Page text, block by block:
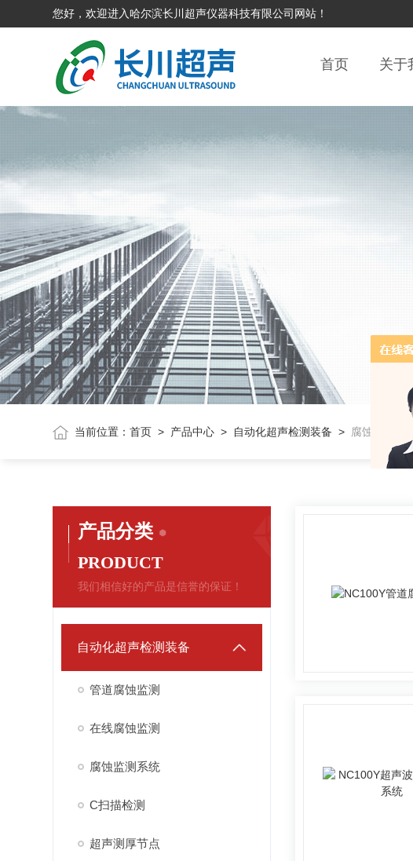
您好，欢迎进入哈尔滨长川超声仪器科技有限公司网站！
首页 关于
当前位置：首页 > 产品中心 > 自动化超声检测装备 > 腐蚀监测系
产品分类
PRODUCT
我们相信好的产品是信誉的保证！
自动化超声检测装备
管道腐蚀监测
在线腐蚀监测
腐蚀监测系统
C扫描检测
超声测厚节点